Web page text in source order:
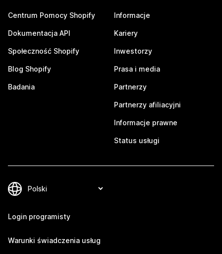
Centrum Pomocy Shopify
Dokumentacja API
Społeczność Shopify
Blog Shopify
Badania
Informacje
Kariery
Inwestorzy
Prasa i media
Partnerzy
Partnerzy afiliacyjni
Informacje prawne
Status usługi
Login programisty
Warunki świadczenia usług